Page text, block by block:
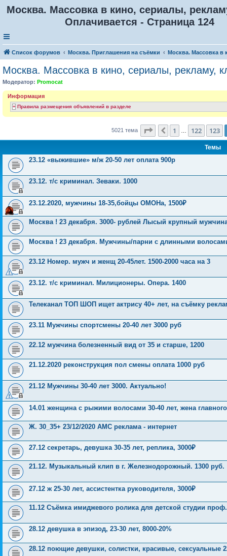
Москва. Массовка в кино, сериалы,
Оплачивается - Страница 124
Список форумов Москва. Приглашения на съёмки Москва. Массовка в
Москва. Массовка в кино, сериалы, рекламу,
Модератор: Promocat
Информация
Правила размещения объявлений в разделе
5021 тема Страница 124из 201
Пред.
1 122 123
Темы
23.12 «выжившие» м/ж 20-50 лет оплата 900р
23.12. т/с криминал. Зеваки. 1000
23.12.2020, мужчины 18-35,бойцы ОМОНа, 1500₽
Москва ! 23 декабря. 3000- рублей Лысый крупный
Москва ! 23 декабря. Мужчины/парни с длинными
23.12 Номер. мужч и женщ 20-45лет. 1500-2000 часа на 3
23.12. т/с криминал. Милиционеры. Опера. 1400
Телеканал ТОП ШОП ищет актрису 40+ лет, на съёмку
23.11 Мужчины спортсмены 20-40 лет 3000 руб
22.12 мужчина болезненный вид от 35 и старше, 1200
21.12.2020 реконструкция пол смены оплата 1000 руб
21.12 Мужчины 30-40 лет 3000. Актуально!
14.01 женщина с рыжими волосами 30-40 лет, жена
Ж. 30_35+ 23/12/2020 АМС реклама - интернет
27.12 секретарь, девушка 30-35 лет, реплика, 3000₽
21.12. Музыкальный клип в г. Железнодорожный. 1300 руб.
27.12 ж 25-30 лет, ассистентка руководителя, 3000₽
11.12 Съёмка имиджевого ролика для детской студии
28.12 девушка в эпизод, 23-30 лет, 8000-20%
28.12 поющие девушки, солистки, красивые, сексуальные